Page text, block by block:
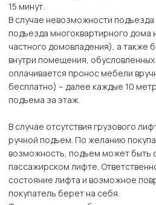
15 минут.
В случае невозможности
подъезда многоквартирного дома
частного домовладения), а также
внутри помещения,
оплачивается пронос мебели
бесплатно) – далее каждые 10
подъема за этаж.
В случае отсутствия грузового
ручной подъем. По желанию
возможность, подъем может быть
пассажирском лифте.
состояние лифта и возможное
покупатель берет на себя.